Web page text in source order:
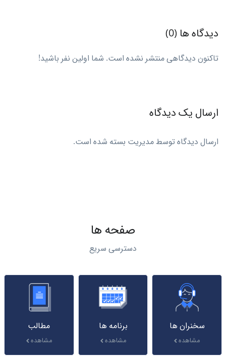
دیدگاه ها (0)
تاکنون دیدگاهی منتشر نشده است. شما اولین نفر باشید!
ارسال یک دیدگاه
ارسال دیدگاه توسط مدیریت بسته شده است.
صفحه ها
دسترسی سریع
سخنران ها
مشاهده
برنامه ها
مشاهده
مطالب
مشاهده